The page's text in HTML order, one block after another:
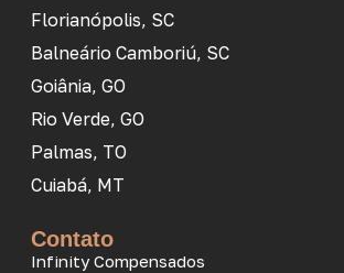
Florianópolis, SC
Balneário Camboriú, SC
Goiânia, GO
Rio Verde, GO
Palmas, TO
Cuiabá, MT
Contato
Infinity Compensados